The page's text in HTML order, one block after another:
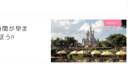
が早ま
う!!